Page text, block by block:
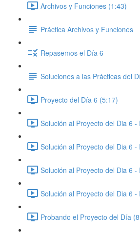
Archivos y Funciones (1:43)
Práctica Archivos y Funciones
Repasemos el Día 6
Soluciones a las Prácticas del
Proyecto del Día 6 (5:17)
Solución al Proyecto del Dia 6 -
Solución al Proyecto del Dia 6 -
Solución al Proyecto del Dia 6 -
Solución al Proyecto del Dia 6 -
Probando el Proyecto del Día